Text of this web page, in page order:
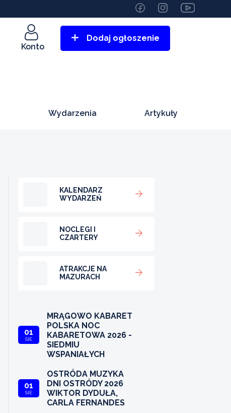
Konto
Dodaj ogłoszenie
Wydarzenia Artykuły
KALENDARZ
WYDARZEŃ
NOCLEGI I
CZARTERY
ATRAKCJE NA
MAZURACH
01
SIE
MRĄGOWO KABARET
POLSKA NOC
KABARETOWA 2026 -
SIEDMIU
WSPANIAŁYCH
01
SIE
OSTRÓDA MUZYKA
DNI OSTRÓDY 2026
WIKTOR DYDUŁA,
CARLA FERNANDES